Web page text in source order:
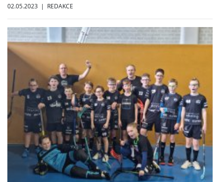
02.05.2023 | REDAKCE